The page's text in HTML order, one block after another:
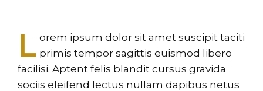
L orem ipsum dolor sit amet suscipit taciti
primis tempor sagittis euismod libero
facilisi. Aptent felis blandit cursus gravida
sociis eleifend lectus nullam dapibus netus